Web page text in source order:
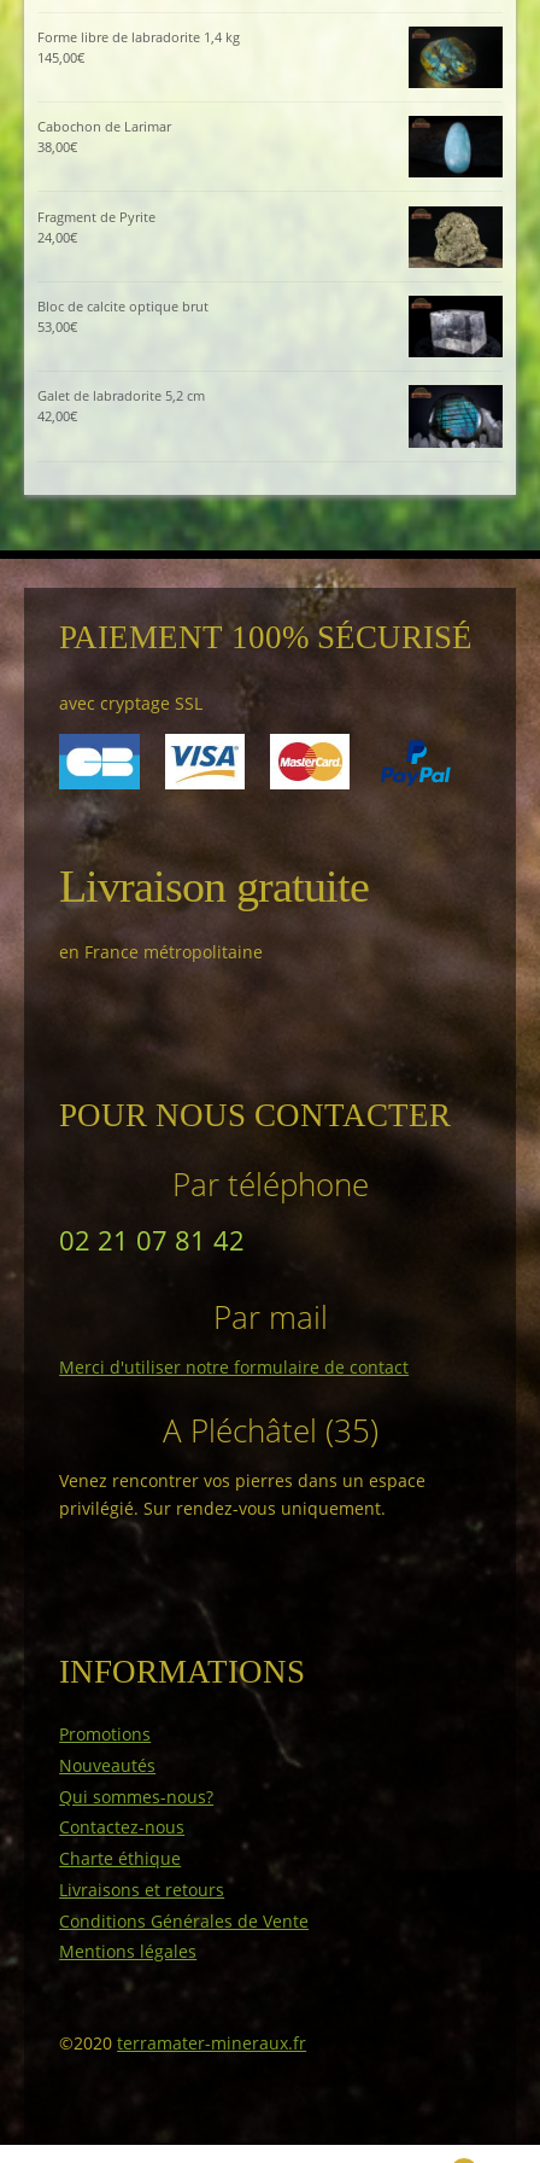
Forme libre de labradorite 1,4 kg
145,00€
Cabochon de Larimar
38,00€
Fragment de Pyrite
24,00€
Bloc de calcite optique brut
53,00€
Galet de labradorite 5,2 cm
42,00€
PAIEMENT 100% SÉCURISÉ
avec cryptage SSL
Livraison gratuite
en France métropolitaine
POUR NOUS CONTACTER
Par téléphone
02 21 07 81 42
Par mail
Merci d'utiliser notre formulaire de contact
A Pléchâtel (35)
Venez rencontrer vos pierres dans un espace
privilégié. Sur rendez-vous uniquement.
INFORMATIONS
Promotions
Nouveautés
Qui sommes-nous?
Contactez-nous
Charte éthique
Livraisons et retours
Conditions Générales de Vente
Mentions légales
©2020terramater-mineraux.fr